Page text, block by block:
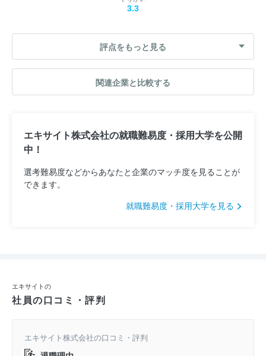
3.3
評点をもっと見る
関連企業と比較する
エキサイト株式会社の就職難易度・採用大学を公開
中！
選考難易度などからあなたと企業のマッチ度を見ることが
できます。
就職難易度・採用大学を見る
エキサイトの
社員の口コミ・評判
エキサイト株式会社の口コミ・評判